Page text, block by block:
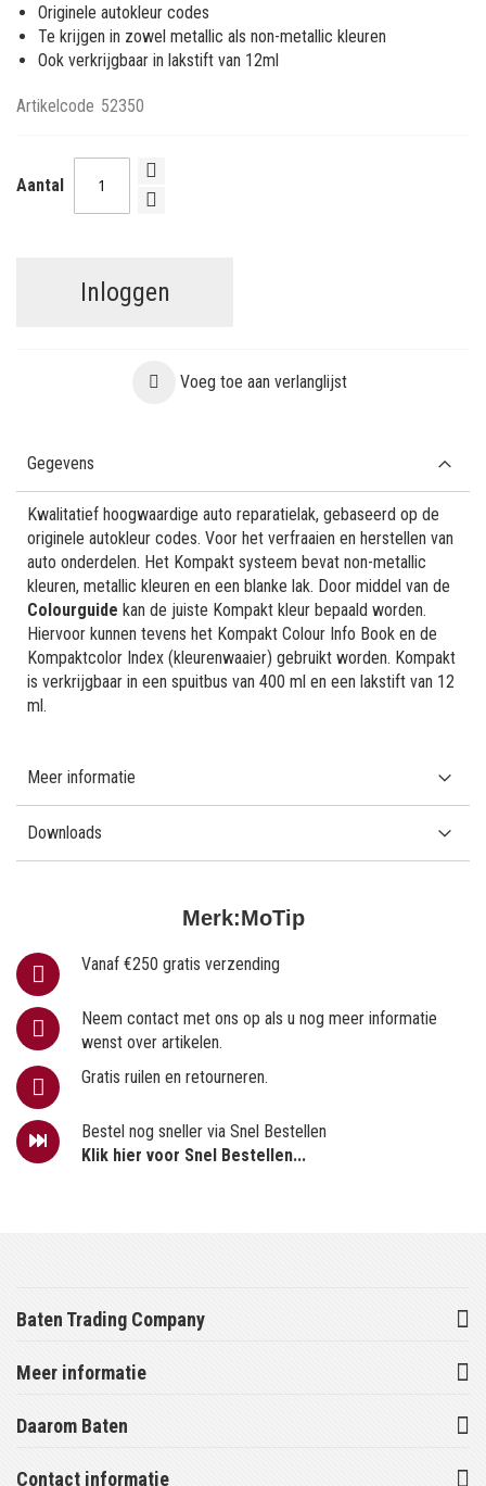
Originele autokleur codes
Te krijgen in zowel metallic als non-metallic kleuren
Ook verkrijgbaar in lakstift van 12ml
Artikelcode 52350
Aantal
Inloggen
Voeg toe aan verlanglijst
Merk:MoTip
Vanaf €250 gratis verzending
Neem contact met ons op als u nog meer informatie
wenst over artikelen.
Gratis ruilen en retourneren.
Bestel nog sneller via Snel Bestellen
Klik hier voor Snel Bestellen...
Gegevens
Kwalitatief hoogwaardige auto reparatielak, gebaseerd op de
originele autokleur codes. Voor het verfraaien en herstellen van
auto onderdelen. Het Kompakt systeem bevat non-metallic
kleuren, metallic kleuren en een blanke lak. Door middel van de
Colourguide kan de juiste Kompakt kleur bepaald worden.
Hiervoor kunnen tevens het Kompakt Colour Info Book en de
Kompaktcolor Index (kleurenwaaier) gebruikt worden. Kompakt
is verkrijgbaar in een spuitbus van 400 ml en een lakstift van 12
ml.
Meer informatie
Downloads
Baten Trading Company
Meer informatie
Daarom Baten
Contact informatie